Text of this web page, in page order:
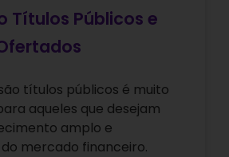
Títulos Públicos e
títulos públicos é muito
aqueles que desejam
amplo e
mercado financeiro.